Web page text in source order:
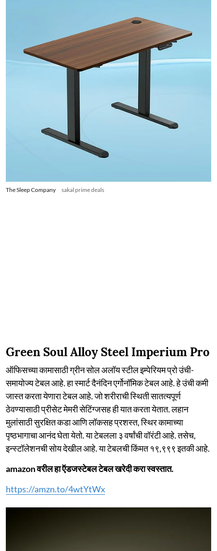
The Sleep Company sakal prime deals
Green Soul Alloy Steel Imperium Pro
ऑफिसच्या कामासाठी ग्रीन सोल अलॉय स्टील इम्पेरियम प्रो उंची-
समायोज्य टेबल आहे. हा स्मार्ट दैनंदिन एर्गोनॉमिक टेबल आहे. हे उंची कमी
जास्त करता येणारा टेबल आहे. जो शरीराची स्थिती सातत्यपूर्ण
ठेवण्यासाठी प्रीसेट मेमरी सेटिंग्जसह ही यात करता येतात. लहान
मुलांसाठी सुरक्षित कडा आणि लॉकसह प्रशस्त, स्थिर कामाच्या
पृष्ठभागाचा आनंद घेता येतो. या टेबलला ३ वर्षांची वॉरंटी आहे. तसेच,
इन्स्टॉलेशनची सोय देखील आहे. या टेबलची किंमत १९,९९९ इतकी आहे.
amazon वरील हा ऍडजस्टेबल टेबल खरेदी करा स्वस्तात.
https://amzn.to/4wtYtWx